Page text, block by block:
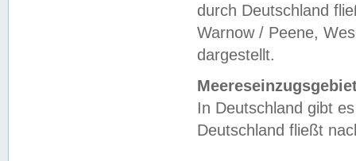
durch Deutschland
Warnow / Peene,
dargestellt.
In Deutschland gibt
Deutschland fließt